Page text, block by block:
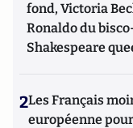
fond, Victoria
Ronaldo du
Shakespeare
2Les Français
européenne